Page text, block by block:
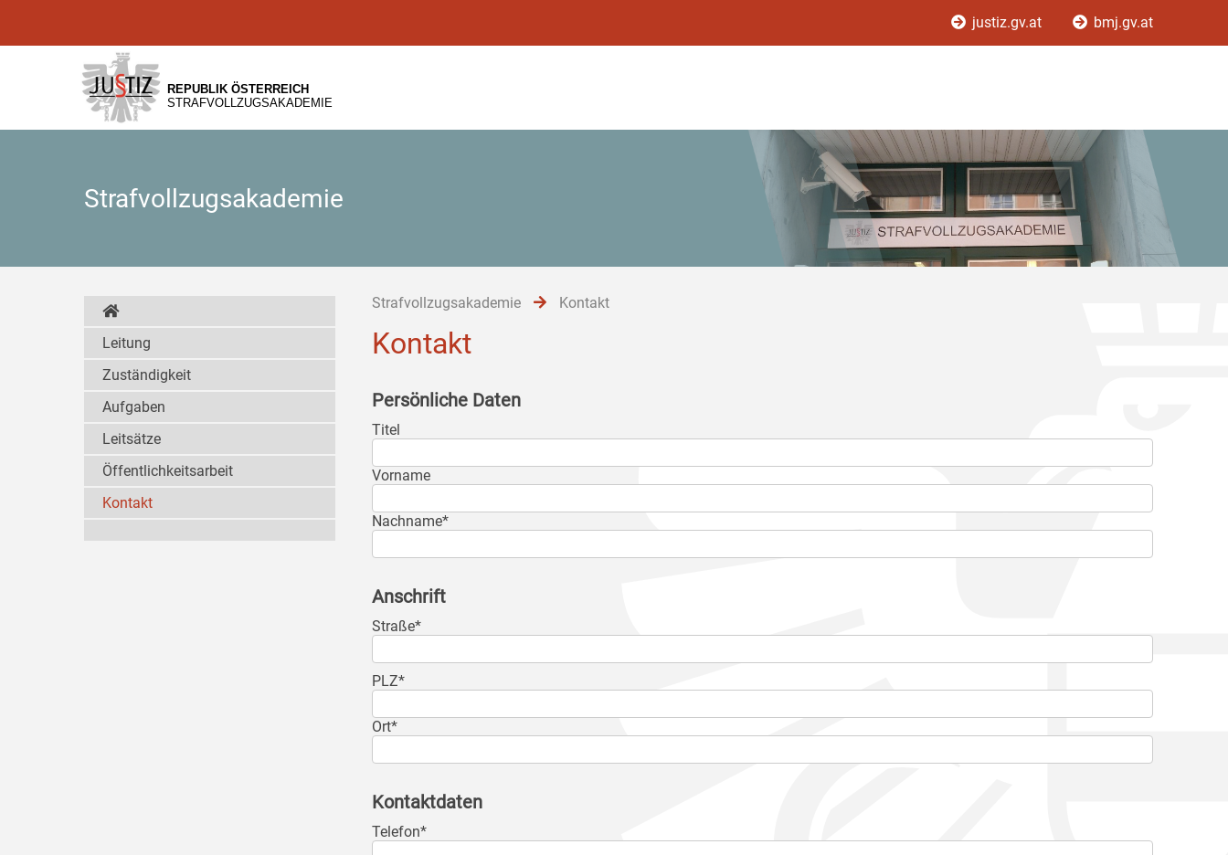
[1]
[2]
[3]
justiz.gv.at bmj.gv.at
REPUBLIK ÖSTERREICH
STRAFVOLLZUGSAKADEMIE
Strafvollzugsakademie
Strafvollzugsakademie Kontakt
Kontakt
Persönliche Daten
Titel
Vorname
Nachname*
Anschrift
Straße*
PLZ*
Ort*
Kontaktdaten
Telefon*
Leitung
Zuständigkeit
Aufgaben
Leitsätze
Öffentlichkeitsarbeit
Kontakt